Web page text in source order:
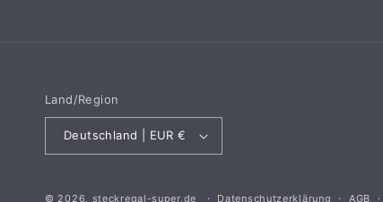
Land/Region
Deutschland | EUR €
© 2026, steckregal-super.de Datenschutzerklärung AGB